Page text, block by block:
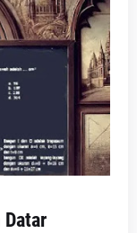
Datar